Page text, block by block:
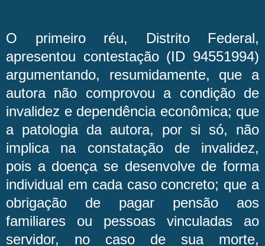
O primeiro réu, Distrito Federal,
apresentou contestação (ID 94551994)
argumentando, resumidamente, que a
autora não comprovou a condição de
invalidez e dependência econômica; que
a patologia da autora, por si só, não
implica na constatação de invalidez,
pois a doença se desenvolve de forma
individual em cada caso concreto; que a
obrigação de pagar pensão aos
familiares ou pessoas vinculadas ao
servidor, no caso de sua morte,